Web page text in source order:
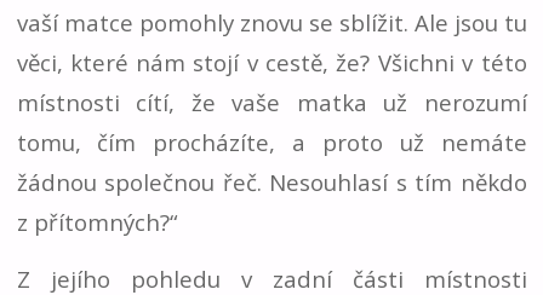
vaší matce pomohly znovu se sblížit. Ale jsou tu
věci, které nám stojí v cestě, že? Všichni v této
místnosti cítí, že vaše matka už nerozumí
tomu, čím procházíte, a proto už nemáte
žádnou společnou řeč. Nesouhlasí s tím někdo
z přítomných?“
Z jejího pohledu v zadní části místnosti